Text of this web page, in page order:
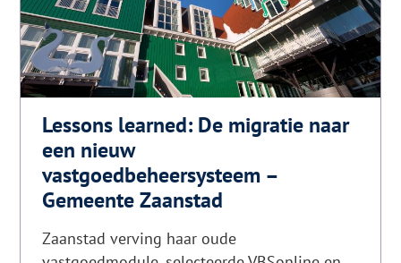
Lessons learned: De migratie naar
een nieuw
vastgoedbeheersysteem –
Gemeente Zaanstad
Zaanstad verving haar oude